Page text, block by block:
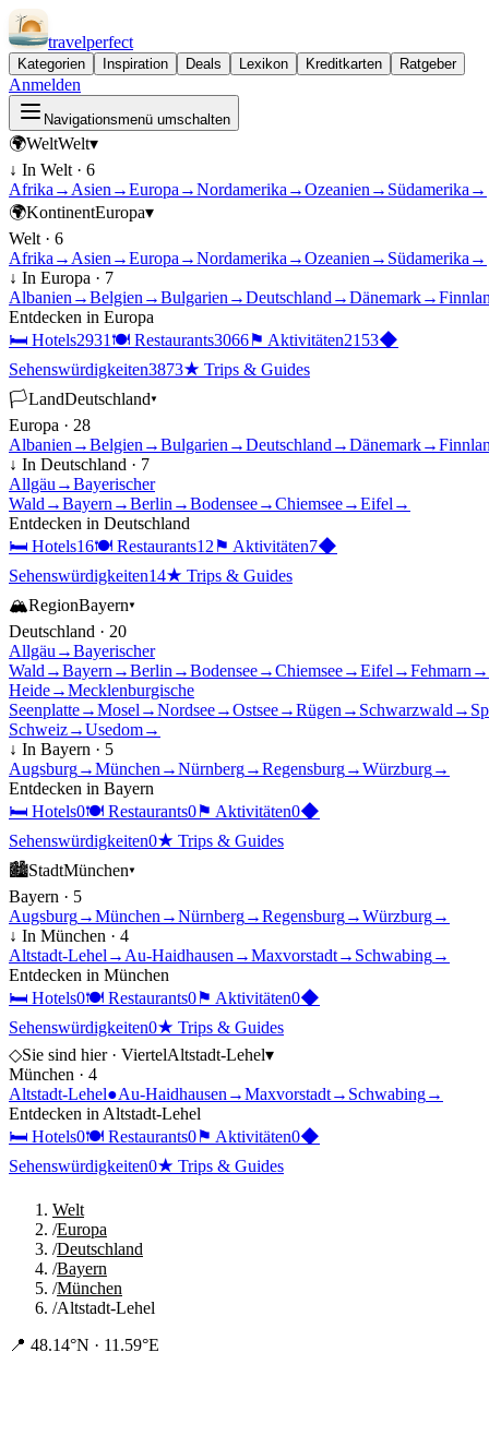
travelperfect
Kategorien Inspiration Deals Lexikon Kreditkarten Ratgeber
Anmelden
Navigationsmenü umschalten
🌍WeltWelt▾
↓ In Welt · 6
Afrika → Asien →Europa →Nordamerika →Ozeanien → Südamerika →
🌍KontinentEuropa▾
Welt · 6
Afrika → Asien →Europa →Nordamerika →Ozeanien → Südamerika →
↓ In Europa · 7
Albanien →Belgien →Bulgarien →Deutschland →Dänemark→
Entdecken in Europa
🛏 Hotels2931 🍽 Restaurants3066⚑ Aktivitäten2153◆
Sehenswürdigkeiten3873★ Trips & Guides
🏳LandDeutschland▾
Europa · 28
Albanien →Belgien →Bulgarien →Deutschland →Dänemark→
↓ In Deutschland · 7
Allgäu →Bayerischer
Wald →Bayern →Berlin →Bodensee→Chiemsee→Eifel →
Entdecken in Deutschland
🛏 Hotels16🍽 Restaurants12⚑ Aktivitäten7◆
Sehenswürdigkeiten14★ Trips & Guides
🏔RegionBayern▾
Deutschland · 20
Allgäu →Bayerischer
Wald →Bayern →Berlin →Bodensee→Chiemsee→Eifel →Fehmarn →
Heide→Mecklenburgische
Seenplatte→Mosel →Nordsee→Ostsee→Rügen → Schwarzwald →
Schweiz→Usedom→
↓ In Bayern · 5
Augsburg→München →Nürnberg→Regensburg→Würzburg→
Entdecken in Bayern
🛏 Hotels0🍽 Restaurants0⚑ Aktivitäten0◆
Sehenswürdigkeiten0★ Trips & Guides
🏙StadtMünchen▾
Bayern · 5
Augsburg→München →Nürnberg→Regensburg→Würzburg→
↓ In München · 4
Altstadt-Lehel → Au-Haidhausen →Maxvorstadt→ Schwabing→
Entdecken in München
🛏 Hotels0🍽 Restaurants0⚑ Aktivitäten0◆
Sehenswürdigkeiten0★ Trips & Guides
◇Sie sind hier · ViertelAltstadt-Lehel▾
München · 4
Altstadt-Lehel●Au-Haidhausen →Maxvorstadt→ Schwabing→
Entdecken in Altstadt-Lehel
🛏 Hotels0🍽 Restaurants0⚑ Aktivitäten0◆
Sehenswürdigkeiten0★ Trips & Guides
Welt
/Europa
/Deutschland
/Bayern
/München
/Altstadt-Lehel
📍 48.14°N · 11.59°E